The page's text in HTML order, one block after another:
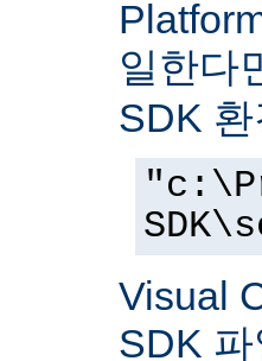
일한다
SDK
Visual
SDK